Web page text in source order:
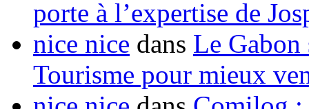
porte à l’expertise de
nice nice dans Le Gabon
Tourisme pour mieux